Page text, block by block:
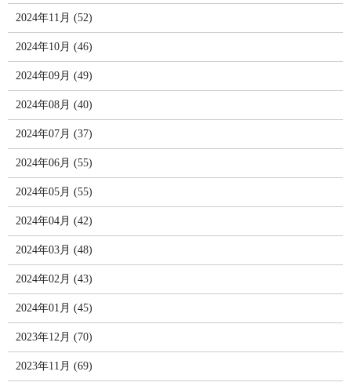
2024年11月 (52)
2024年10月 (46)
2024年09月 (49)
2024年08月 (40)
2024年07月 (37)
2024年06月 (55)
2024年05月 (55)
2024年04月 (42)
2024年03月 (48)
2024年02月 (43)
2024年01月 (45)
2023年12月 (70)
2023年11月 (69)